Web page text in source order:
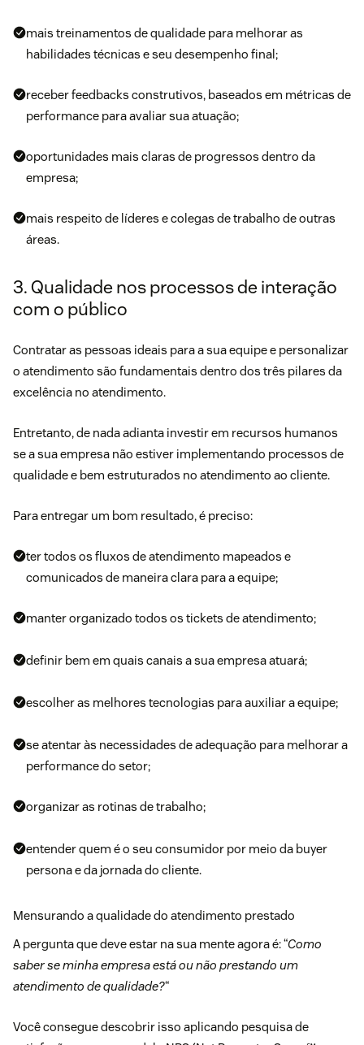
mais treinamentos de qualidade para melhorar as
habilidades técnicas e seu desempenho final;
receber feedbacks construtivos, baseados em métricas de
performance para avaliar sua atuação;
oportunidades mais claras de progressos dentro da
empresa;
mais respeito de líderes e colegas de trabalho de outras
áreas.
3. Qualidade nos processos de interação
com o público
Contratar as pessoas ideais para a sua equipe e personalizar
o atendimento são fundamentais dentro dos três pilares da
excelência no atendimento.
Entretanto, de nada adianta investir em recursos humanos
se a sua empresa não estiver implementando processos de
qualidade e bem estruturados no atendimento ao cliente.
Para entregar um bom resultado, é preciso:
ter todos os fluxos de atendimento mapeados e
comunicados de maneira clara para a equipe;
manter organizado todos os tickets de atendimento;
definir bem em quais canais a sua empresa atuará;
escolher as melhores tecnologias para auxiliar a equipe;
se atentar às necessidades de adequação para melhorar a
performance do setor;
organizar as rotinas de trabalho;
entender quem é o seu consumidor por meio da buyer
persona e da jornada do cliente.
Mensurando a qualidade do atendimento prestado
A pergunta que deve estar na sua mente agora é: “Como
saber se minha empresa está ou não prestando um
atendimento de qualidade?“
Você consegue descobrir isso aplicando pesquisa de